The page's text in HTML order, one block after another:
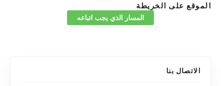
الموقع على الخريطة
المسار الذي يجب اتباعه
الاتصال بنا